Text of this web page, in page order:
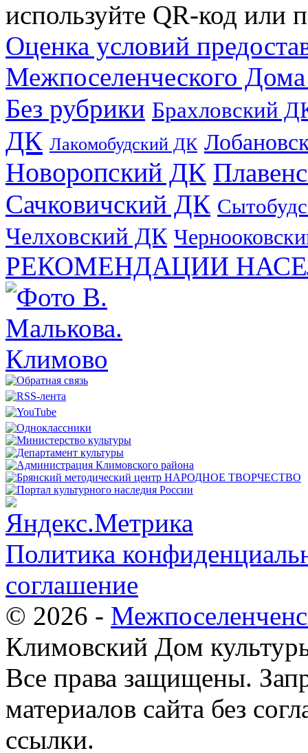
используйте QR-код или
Оценка условий
Межпоселенческого
Без рубрики Брахловский
ДК Лакомобудский ДК
Новоропский ДК
Сачковичский ДК
Челховский ДК
РЕКОМЕНДАЦИИ
Политика
соглашение
© 2026 -
Климовский Дом
Все права защищены.
материалов сайта без
ссылки.